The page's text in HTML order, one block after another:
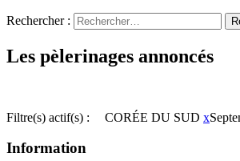
Rechercher :
Les pèlerinages annoncés
Filtre(s) actif(s) : CORÉE DU SUD x
Information